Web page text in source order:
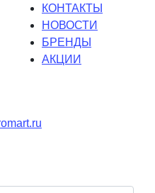
КОНТАКТЫ
НОВОСТИ
БРЕНДЫ
АКЦИИ